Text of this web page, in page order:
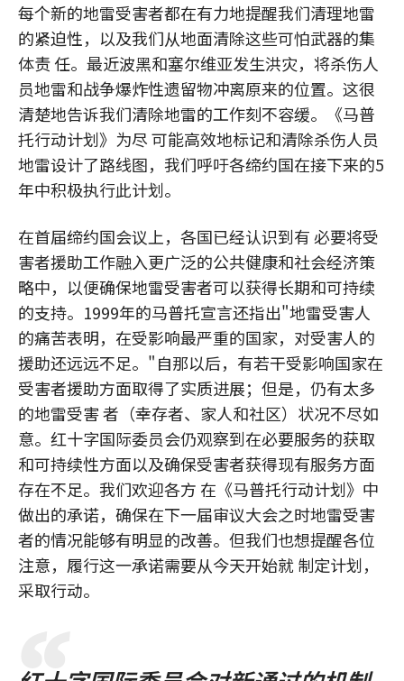
每个新的地雷受害者都在有力地提醒我们清理地雷
的紧迫性，以及我们从地面清除这些可怕武器的集
体责 任。最近波黑和塞尔维亚发生洪灾，将杀伤人
员地雷和战争爆炸性遗留物冲离原来的位置。这很
清楚地告诉我们清除地雷的工作刻不容缓。《马普
托行动计划》为尽 可能高效地标记和清除杀伤人员
地雷设计了路线图，我们呼吁各缔约国在接下来的5
年中积极执行此计划。
在首届缔约国会议上，各国已经认识到有 必要将受
害者援助工作融入更广泛的公共健康和社会经济策
略中，以便确保地雷受害者可以获得长期和可持续
的支持。1999年的马普托宣言还指出"地雷受害人
的痛苦表明，在受影响最严重的国家，对受害人的
援助还远远不足。"自那以后，有若干受影响国家在
受害者援助方面取得了实质进展；但是，仍有太多
的地雷受害 者（幸存者、家人和社区）状况不尽如
意。红十字国际委员会仍观察到在必要服务的获取
和可持续性方面以及确保受害者获得现有服务方面
存在不足。我们欢迎各方 在《马普托行动计划》中
做出的承诺，确保在下一届审议大会之时地雷受害
者的情况能够有明显的改善。但我们也想提醒各位
注意，履行这一承诺需要从今天开始就 制定计划，
采取行动。